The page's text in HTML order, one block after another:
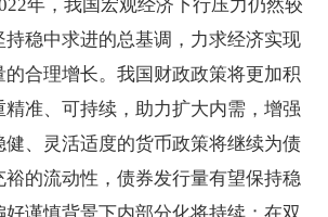
年，我国宏观经济下行压力仍然较
持稳中求进的总基调，力求经济实现
的合理增长。我国财政政策将更加积
准、可持续，助力扩大内需，增强
、灵活适度的货币政策将继续为债
裕的流动性，债券发行量有望保持稳